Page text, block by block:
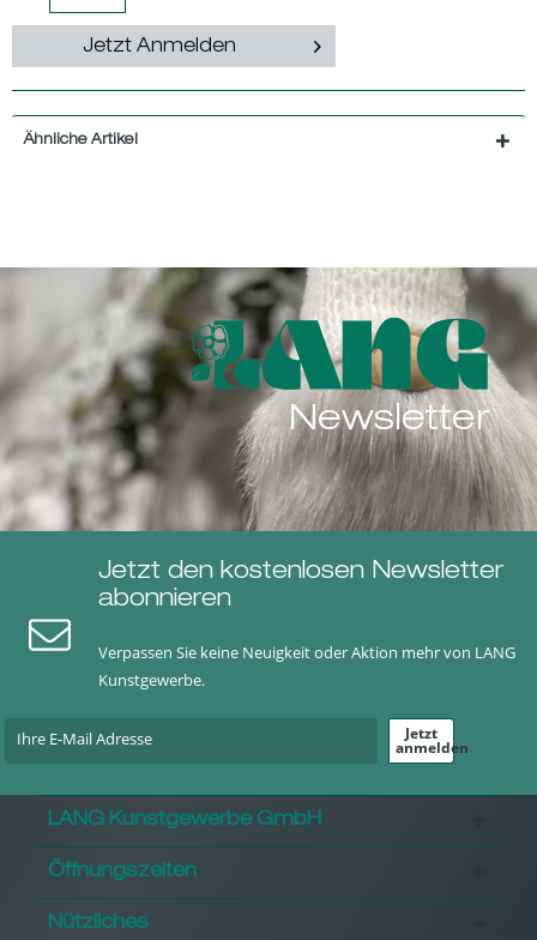
Jetzt Anmelden
Ähnliche Artikel
Newsletter
Jetzt den kostenlosen Newsletter
abonnieren
Verpassen Sie keine Neuigkeit oder Aktion mehr von LANG
Kunstgewerbe.
Jetzt
anmelden
LANG Kunstgewerbe GmbH
Öffnungszeiten
Nützliches